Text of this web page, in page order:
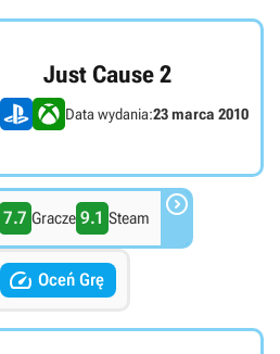
Just Cause 2
Data wydania:23 marca 2010
7.7 Gracze 9.1 Steam 
 Oceń Grę